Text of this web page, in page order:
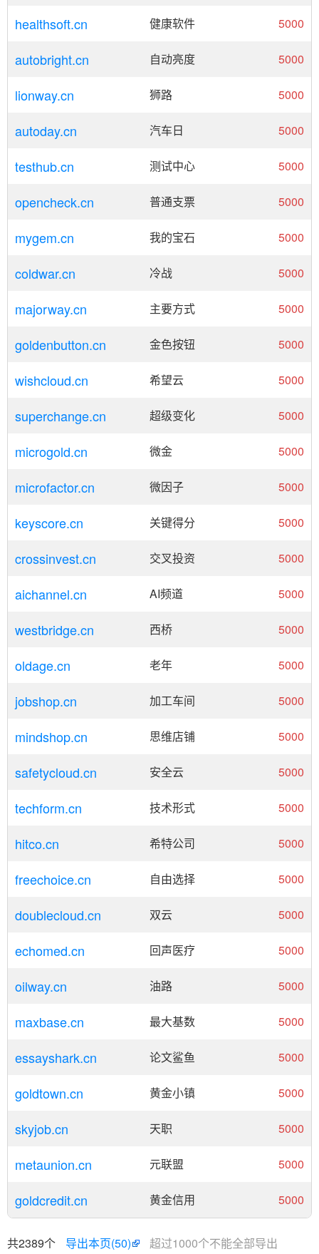
healthsoft.cn 健康软件 5000
autobright.cn 自动亮度 5000
lionway.cn 狮路 5000
autoday.cn 汽车日 5000
testhub.cn 测试中心 5000
opencheck.cn 普通支票 5000
mygem.cn 我的宝石 5000
coldwar.cn 冷战 5000
majorway.cn 主要方式 5000
goldenbutton.cn 金色按钮 5000
wishcloud.cn 希望云 5000
superchange.cn 超级变化 5000
microgold.cn 微金 5000
microfactor.cn 微因子 5000
keyscore.cn 关键得分 5000
crossinvest.cn 交叉投资 5000
aichannel.cn AI频道 5000
westbridge.cn 西桥 5000
oldage.cn 老年 5000
jobshop.cn 加工车间 5000
mindshop.cn 思维店铺 5000
safetycloud.cn 安全云 5000
techform.cn 技术形式 5000
hitco.cn 希特公司 5000
freechoice.cn 自由选择 5000
doublecloud.cn 双云 5000
echomed.cn 回声医疗 5000
oilway.cn 油路 5000
maxbase.cn 最大基数 5000
essayshark.cn 论文鲨鱼 5000
goldtown.cn 黄金小镇 5000
skyjob.cn 天职 5000
metaunion.cn 元联盟 5000
goldcredit.cn 黄金信用 5000
共2389个 导出本页(50) 超过1000个不能全部导出